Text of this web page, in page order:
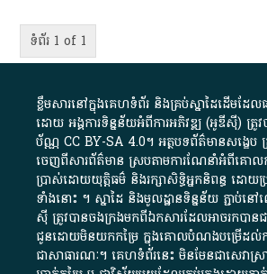
ទំព័រ 1 of 1
ខ្លឹមសារ​នៅ​ក្នុង​គេហទំព័រ និង​គ្រប់​ស្នា​ដៃ​ដើម​ដែ
ដោយ​ អង្គការ​ទិន្នន័យ​អំពី​ការអភិវឌ្ឍ​​ (អូ​ឌី​ស៊ី)​ ត្រូវ​ប
ប័ណ្ណ​CC BY-SA 4.0។​ អត្ថបទ​ព័ត៌មាន​សង្ខេប​
ចេញពី​សារព័ត៌មាន ស្របតាមការ​ណែនាំ​អំពី​គោលក
ប្រាស់​ដោយ​យុត្តិធម៌​ និង​រក្សាសិទ្ធិអ្នកនិពន្ធ ដោយ​ប្
ទាំង​នោះ​ ។​ ស្នាដៃ​ និង​មូលដ្ឋាន​ទិន្នន័យ ​ភ្ជាប់​ន
ស៊ី​ ត្រូវ​បាន​ចងក្រង​មក​ពី​ឯកសារ​ដែល​អាច​រក​បាន
ជូន​ដោយ​មិន​យក​កម្រៃ​ ក្នុង​គោលបំណង​បម្រើ​ដល់កា
ជា​សាធារណៈ​។​ គេហទំព័រ​នេះ​ មិនមែន​ជា​សេវា​ស្រា